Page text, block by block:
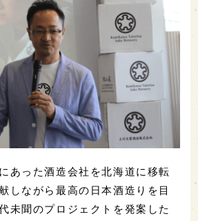
あった酒造会社を北海道に移転
しながら最高の日本酒造りを目
未聞のプロジェクトを発案した